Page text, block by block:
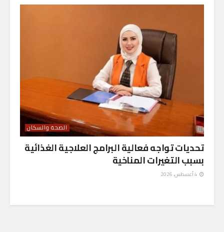
الصحة والسكان
تحديات تواجه فعالية البرامج العلاجية الغذائية
بسبب التغيرات المناخية